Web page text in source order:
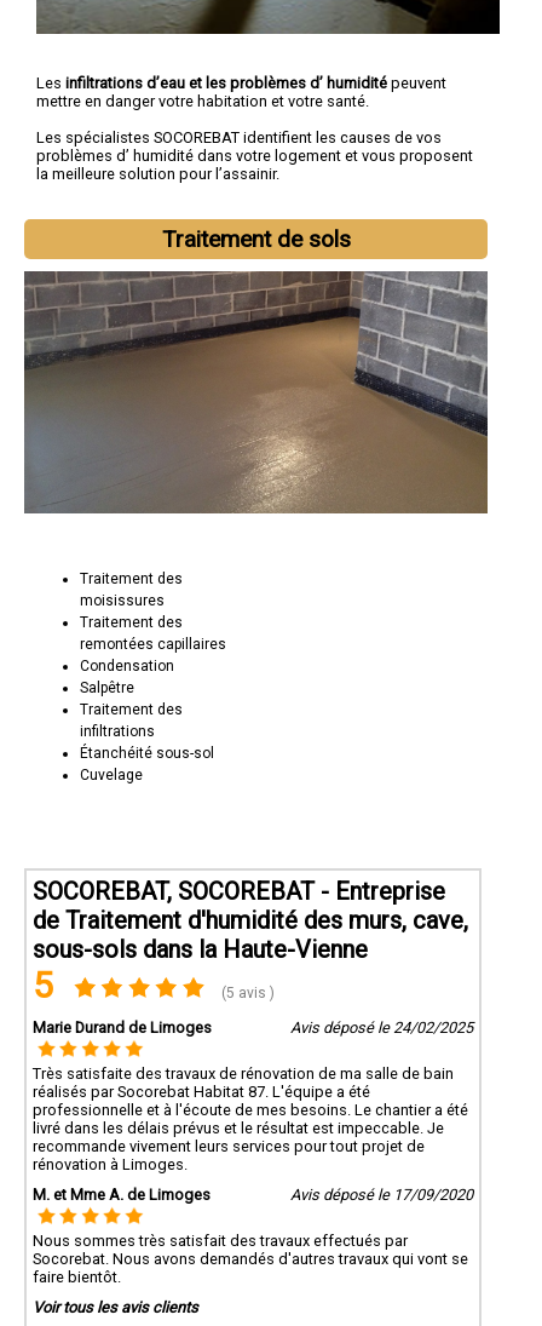
Les infiltrations d’eau et les problèmes d’ humidité peuvent
mettre en danger votre habitation et votre santé.
Les spécialistes SOCOREBAT identifient les causes de vos
problèmes d’ humidité dans votre logement et vous proposent
la meilleure solution pour l’assainir.
Traitement de sols
Traitement des
moisissures
Traitement des
remontées capillaires
Condensation
Salpêtre
Traitement des
infiltrations
Étanchéité sous-sol
Cuvelage
SOCOREBAT, SOCOREBAT - Entreprise
de Traitement d'humidité des murs, cave,
sous-sols dans la Haute-Vienne
5 (5 avis )
Marie Durand de Limoges Avis déposé le 24/02/2025
Très satisfaite des travaux de rénovation de ma salle de bain
réalisés par Socorebat Habitat 87. L'équipe a été
professionnelle et à l'écoute de mes besoins. Le chantier a été
livré dans les délais prévus et le résultat est impeccable. Je
recommande vivement leurs services pour tout projet de
rénovation à Limoges.
M. et Mme A. de Limoges
Avis déposé le 17/09/2020
Nous sommes très satisfait des travaux effectués par
Socorebat. Nous avons demandés d'autres travaux qui vont se
faire bientôt.
Voir tous les avis clients